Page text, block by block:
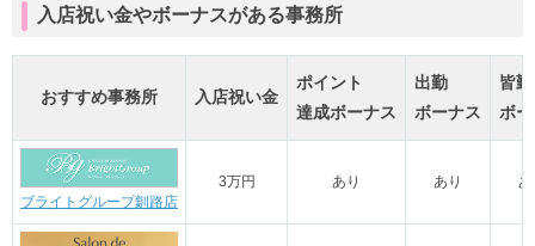
入店祝い金やボーナスがある事務所
おすすめ事務所 入店祝い金
ポイント
達成ボーナス
出勤
ボーナス
皆勤
ボ
ブライトグループ釧路店
3万円 あり あり